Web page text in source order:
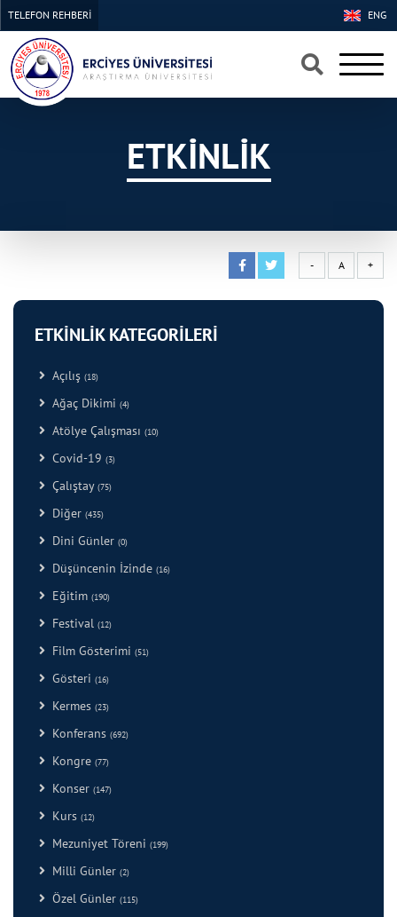
×
×
ENG
TELEFON REHBERİ
ETKİNLİK
- A +
ETKİNLİK KATEGORİLERİ
Açılış (18)
Ağaç Dikimi (4)
Atölye Çalışması (10)
Covid-19 (3)
Çalıştay (75)
Diğer (435)
Dini Günler (0)
Düşüncenin İzinde (16)
Eğitim (190)
Festival (12)
Film Gösterimi (51)
Gösteri (16)
Kermes (23)
Konferans (692)
Kongre (77)
Konser (147)
Kurs (12)
Mezuniyet Töreni (199)
Milli Günler (2)
Özel Günler (115)